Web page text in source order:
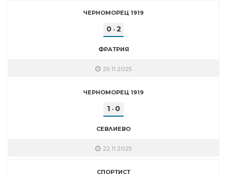
ЧЕРНОМОРЕЦ 1919
0- 2
ФРАТРИЯ
29.11.2025
ЧЕРНОМОРЕЦ 1919
1 - 0
СЕВЛИЕВО
22.11.2025
СПОРТИСТ